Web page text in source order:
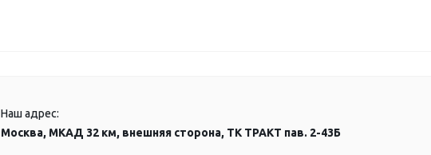
Наш адрес:
Москва, МКАД 32 км, внешняя сторона, ТК ТРАКТ пав. 2-43Б